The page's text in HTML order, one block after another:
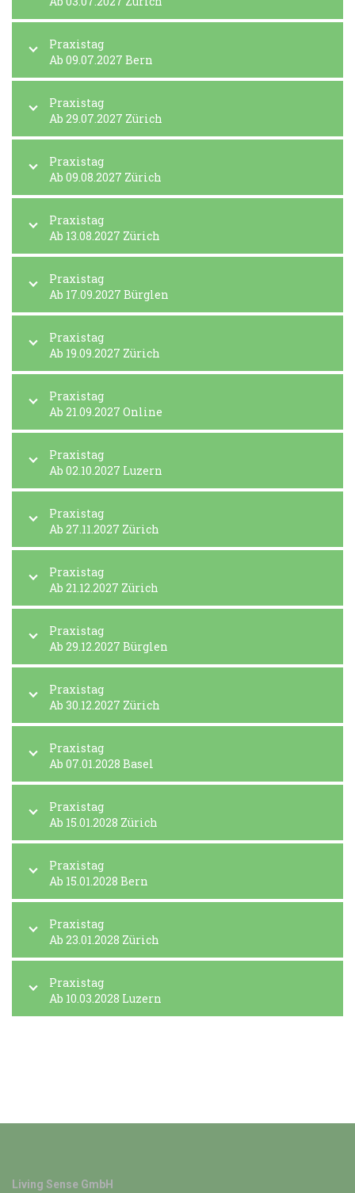
Praxistag
Ab 09.07.2027 Bern
Praxistag
Ab 29.07.2027 Zürich
Praxistag
Ab 09.08.2027 Zürich
Praxistag
Ab 13.08.2027 Zürich
Praxistag
Ab 17.09.2027 Bürglen
Praxistag
Ab 19.09.2027 Zürich
Praxistag
Ab 21.09.2027 Online
Praxistag
Ab 02.10.2027 Luzern
Praxistag
Ab 27.11.2027 Zürich
Praxistag
Ab 21.12.2027 Zürich
Praxistag
Ab 29.12.2027 Bürglen
Praxistag
Ab 30.12.2027 Zürich
Praxistag
Ab 07.01.2028 Basel
Praxistag
Ab 15.01.2028 Zürich
Praxistag
Ab 15.01.2028 Bern
Praxistag
Ab 23.01.2028 Zürich
Praxistag
Ab 10.03.2028 Luzern
Living Sense GmbH